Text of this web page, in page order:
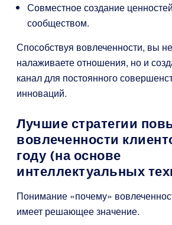
Совместное создание
сообществом.
Способствуя вовлеченности, вы
налаживаете отношения, но и
канал для постоянного
инноваций.
Лучшие стратегии
вовлеченности
году (на основе
интеллектуальных
Понимание «почему»
имеет решающее значение.